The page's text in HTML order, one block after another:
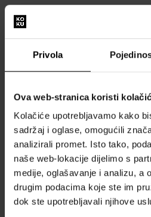
Privola
Ova web-stranica koristi
Kolačiće upotrebljavamo kako
sadržaj i oglase, omogućili
analizirali promet. Isto tako,
naše web-lokacije dijelimo s
medije, oglašavanje i analizu, a
drugim podacima koje ste im
dok ste upotrebljavali njihove
SVE O KUPNJI
Sustav vjernosti
Opći uvjeti poslovanja
OBRAZAC ZA REKLAMACIJU
Način dostave
Kada ću dobiti naručenu robu?
Zašto parfemi i satovi od nas?
Što je tester parfema?
Vodootpornost satova
Često postavljana pitanja